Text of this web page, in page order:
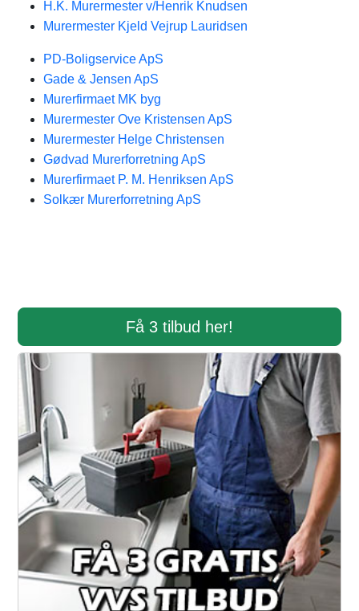
H.K. Murermester v/Henrik Knudsen
Murermester Kjeld Vejrup Lauridsen
PD-Boligservice ApS
Gade & Jensen ApS
Murerfirmaet MK byg
Murermester Ove Kristensen ApS
Murermester Helge Christensen
Gødvad Murerforretning ApS
Murerfirmaet P. M. Henriksen ApS
Solkær Murerforretning ApS
Få 3 tilbud her!